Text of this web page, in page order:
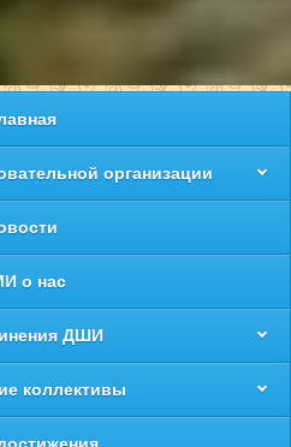
организации
о нас
ДШИ
коллективы